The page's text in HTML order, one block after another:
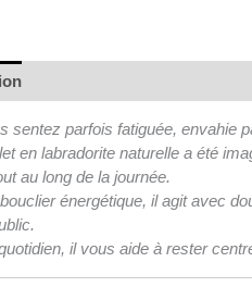
sentez parfois fatiguée, envahie
en labradorite naturelle a été
au long de la journée.
énergétique, il agit avec
il vous aide à rester